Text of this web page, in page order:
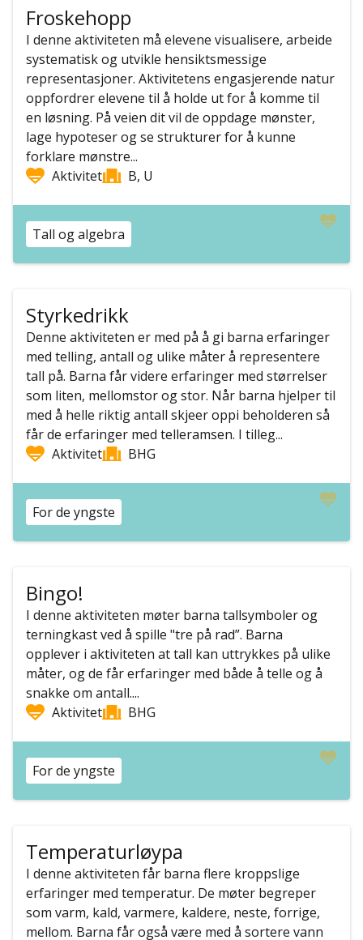
Froskehopp
I denne aktiviteten må elevene visualisere, arbeide
systematisk og utvikle hensiktsmessige
representasjoner. Aktivitetens engasjerende natur
oppfordrer elevene til å holde ut for å komme til
en løsning. På veien dit vil de oppdage mønster,
lage hypoteser og se strukturer for å kunne
forklare mønstre...
Aktivitet
B, U
Tall og algebra
Styrkedrikk
Denne aktiviteten er med på å gi barna erfaringer
med telling, antall og ulike måter å representere
tall på. Barna får videre erfaringer med størrelser
som liten, mellomstor og stor. Når barna hjelper til
med å helle riktig antall skjeer oppi beholderen så
får de erfaringer med telleramsen. I tilleg...
Aktivitet
BHG
For de yngste
Bingo!
I denne aktiviteten møter barna tallsymboler og
terningkast ved å spille "tre på rad”. Barna
opplever i aktiviteten at tall kan uttrykkes på ulike
måter, og de får erfaringer med både å telle og å
snakke om antall....
Aktivitet
BHG
For de yngste
Temperaturløypa
I denne aktiviteten får barna flere kroppslige
erfaringer med temperatur. De møter begreper
som varm, kald, varmere, kaldere, neste, forrige,
mellom. Barna får også være med å sortere vann